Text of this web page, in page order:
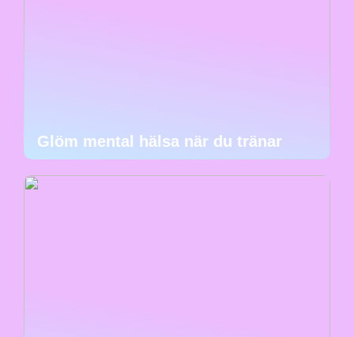
Glöm mental hälsa när du tränar